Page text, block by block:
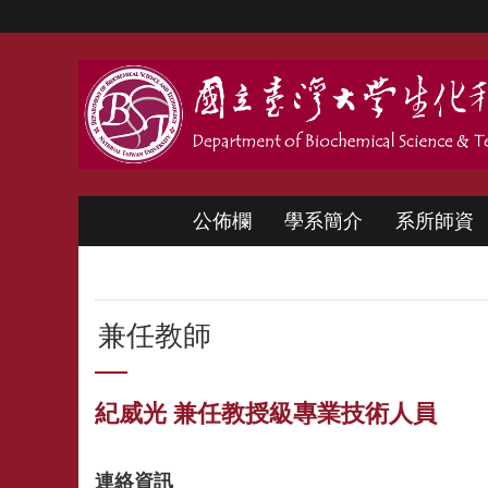
公佈欄 學系簡介 系所師資
兼任教師
紀威光 兼任教授級專業技術人員
連絡資訊